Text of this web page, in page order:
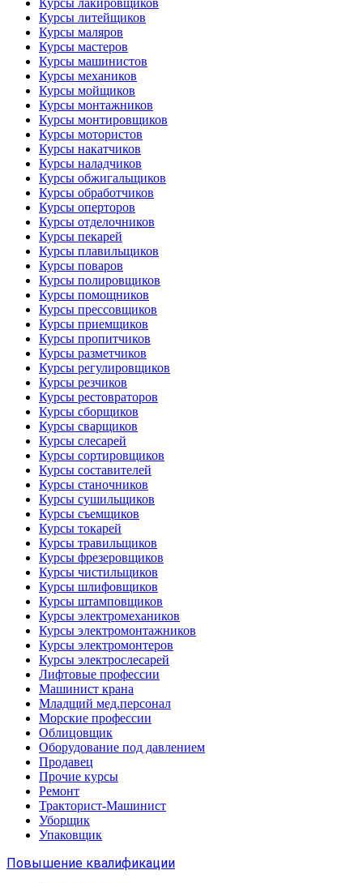
Курсы лакировщиков
Курсы литейщиков
Курсы маляров
Курсы мастеров
Курсы машинистов
Курсы механиков
Курсы мойщиков
Курсы монтажников
Курсы монтировщиков
Курсы мотористов
Курсы накатчиков
Курсы наладчиков
Курсы обжигальщиков
Курсы обработчиков
Курсы оперторов
Курсы отделочников
Курсы пекарей
Курсы плавильщиков
Курсы поваров
Курсы полировщиков
Курсы помощников
Курсы прессовщиков
Курсы приемщиков
Курсы пропитчиков
Курсы разметчиков
Курсы регулировщиков
Курсы резчиков
Курсы рестовраторов
Курсы сборщиков
Курсы сварщиков
Курсы слесарей
Курсы сортировщиков
Курсы составителей
Курсы станочников
Курсы сушильщиков
Курсы съемщиков
Курсы токарей
Курсы травильщиков
Курсы фрезеровщиков
Курсы чистильщиков
Курсы шлифовщиков
Курсы штамповщиков
Курсы электромехаников
Курсы электромонтажников
Курсы электромонтеров
Курсы электрослесарей
Лифтовые профессии
Машинист крана
Младщий мед.персонал
Морские профессии
Облицовщик
Оборудование под давлением
Продавец
Прочие курсы
Ремонт
Тракторист-Машинист
Уборщик
Упаковщик
Повышение квалификации